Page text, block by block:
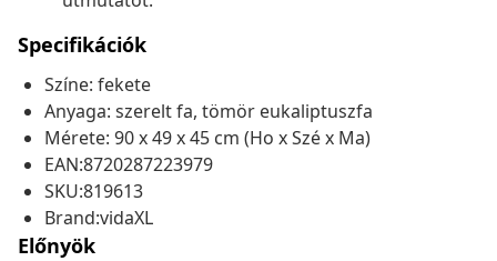
Specifikációk
Színe: fekete
Anyaga: szerelt fa, tömör eukaliptuszfa
Mérete: 90 x 49 x 45 cm (Ho x Szé x Ma)
EAN:8720287223979
SKU:819613
Brand:vidaXL
Előnyök